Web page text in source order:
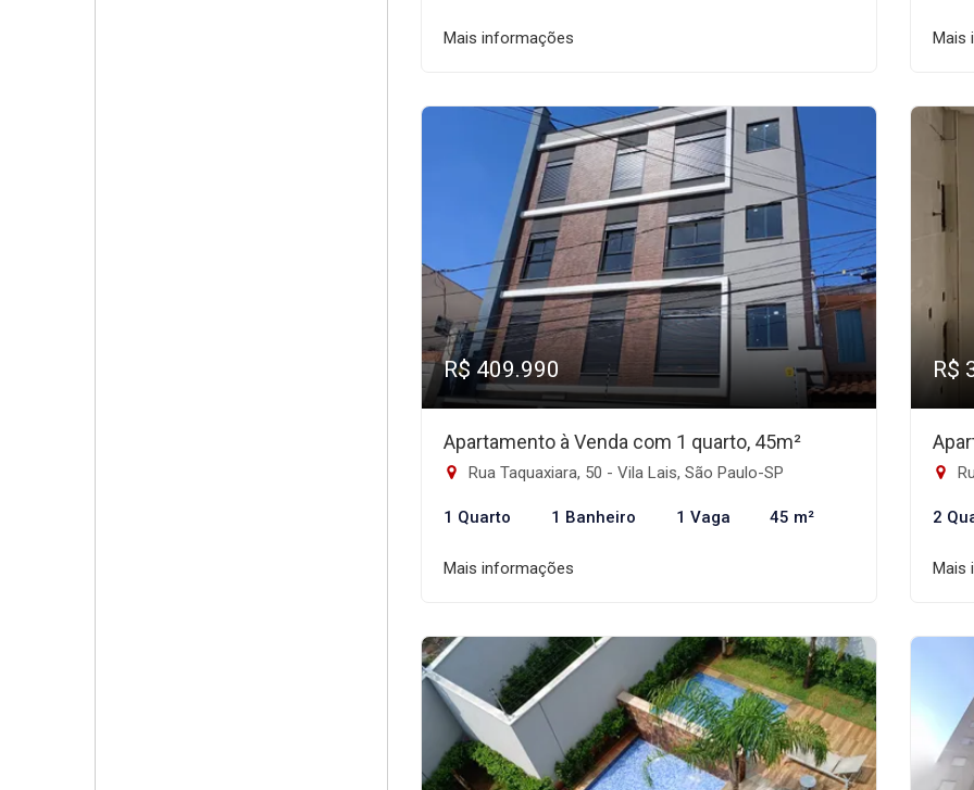
Mais informações Mais
R$ 409.990
Apartamento à Venda com 1 quarto, 45m²
Rua Taquaxiara, 50 - Vila Lais, São Paulo-SP
1 Quarto 1 Banheiro 1 Vaga 45 m²
Mais informações
R$
2
Mais